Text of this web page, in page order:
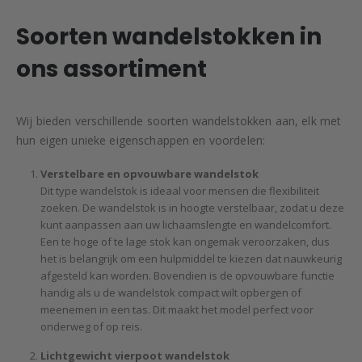
Soorten wandelstokken in
ons assortiment
Wij bieden verschillende soorten wandelstokken aan, elk met
hun eigen unieke eigenschappen en voordelen:
Verstelbare en opvouwbare wandelstok
Dit type wandelstok is ideaal voor mensen die flexibiliteit
zoeken. De wandelstok is in hoogte verstelbaar, zodat u deze
kunt aanpassen aan uw lichaamslengte en wandelcomfort.
Een te hoge of te lage stok kan ongemak veroorzaken, dus
het is belangrijk om een hulpmiddel te kiezen dat nauwkeurig
afgesteld kan worden. Bovendien is de opvouwbare functie
handig als u de wandelstok compact wilt opbergen of
meenemen in een tas. Dit maakt het model perfect voor
onderweg of op reis.
Lichtgewicht vierpoot wandelstok